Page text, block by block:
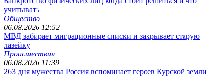
учитывать
Общество
06.08.2026 12:52
МВД забирает миграционные списки и закрывает старую
лазейку
Происшествия
06.08.2026 11:39
263 дня мужества Россия вспоминает героев Курской земли